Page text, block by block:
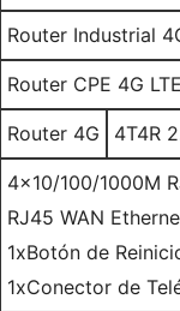
Router Industrial
Router CPE 4G
Router 4G 4T4R
4x10/100/1000M
RJ45 WAN
1xBotón de
1xConector de